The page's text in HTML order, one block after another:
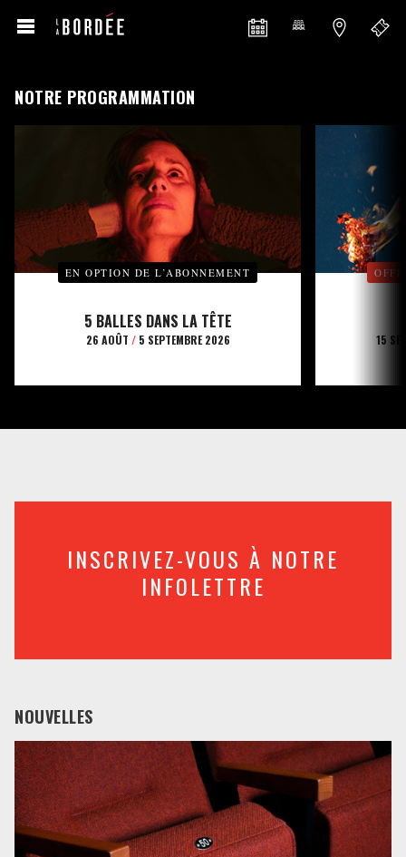
NOTRE PROGRAMMATION
EN OPTION DE L’ABONNEMENT
5 BALLES DANS LA TÊTE
26 AOÛT /5 SEPTEMBRE 2026 15
INSCRIVEZ-VOUS À NOTRE
INFOLETTRE
NOUVELLES